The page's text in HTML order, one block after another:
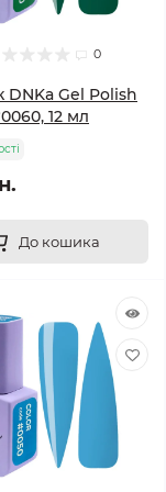
0
DNKa Gel Polish
12 мл
До кошика